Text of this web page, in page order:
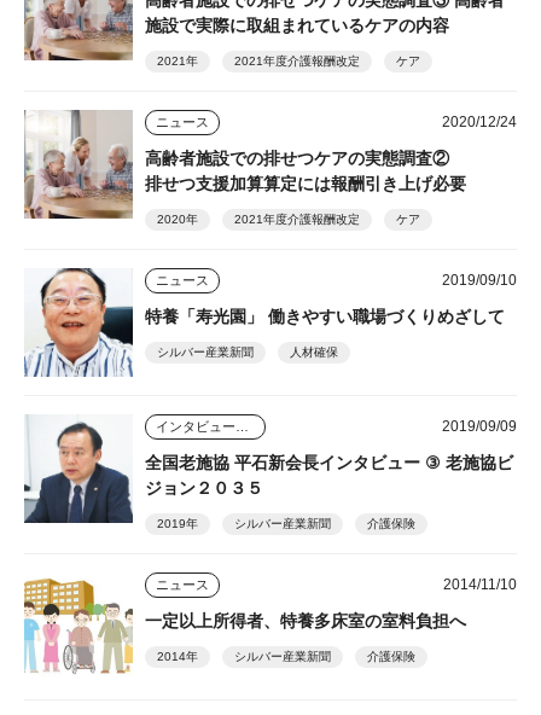
施設で実際に取組まれているケアの内容
2021年 2021年度介護報酬改定 ケア
ニュース 2020/12/24
高齢者施設での排せつケアの実態調査②
排せつ支援加算算定には報酬引き上げ必要
2020年 2021年度介護報酬改定 ケア
ニュース 2019/09/10
特養「寿光園」 働きやすい職場づくりめざして
シルバー産業新聞 人材確保
2019/09/09
全国老施協 平石新会長インタビュー ③ 老施協ビ
ジョン２０３５
2019年 シルバー産業新聞 介護保険
ニュース 2014/11/10
一定以上所得者、特養多床室の室料負担へ
2014年 シルバー産業新聞 介護保険